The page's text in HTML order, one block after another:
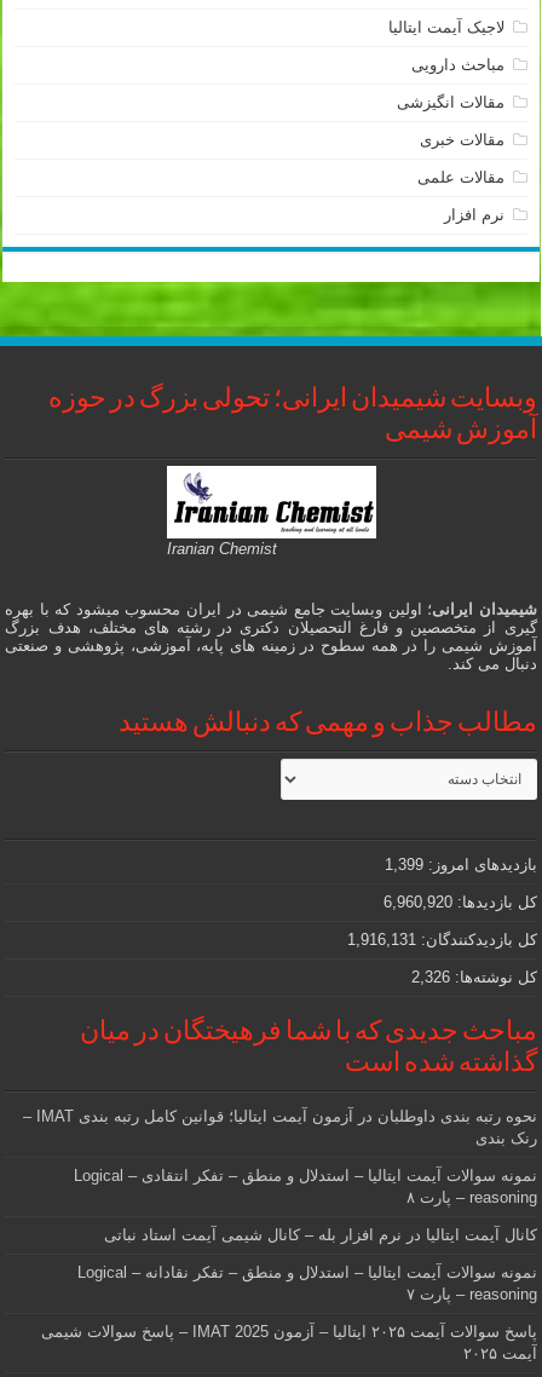
لاجیک آیمت ایتالیا
مباحث دارویی
مقالات انگیزشی
مقالات خبری
مقالات علمی
نرم افزار
وبسایت شیمیدان ایرانی؛ تحولی بزرگ در حوزه
آموزش شیمی
Iranian Chemist
شیمیدان ایرانی؛ اولین وبسایت جامع شیمی در ایران محسوب میشود که با بهره
گیری از متخصصین و فارغ التحصیلان دکتری در رشته های مختلف، هدف بزرگ
آموزش شیمی را در همه سطوح در زمینه های پایه، آموزشی، پژوهشی و صنعتی
دنبال می کند.
مطالب جذاب و مهمی که دنبالش هستید
مطالب
جذاب
و
که
دنبالش
هستید
بازدیدهای امروز: 1,399
کل بازدیدها: 6,960,920
کل بازدیدکنند‌گان: 1,916,131
کل نوشته‌ها: 2,326
مباحث جدیدی که با شما فرهیختگان در میان
گذاشته شده است
نحوه رتبه بندی داوطلبان در آزمون آیمت ایتالیا؛ قوانین کامل رتبه بندی IMAT –
رنک بندی
نمونه سوالات آیمت ایتالیا – استدلال و منطق – تفکر انتقادی – Logical
reasoning – پارت ۸
کانال آیمت ایتالیا در نرم افزار بله – کانال شیمی آیمت استاد نباتی
نمونه سوالات آیمت ایتالیا – استدلال و منطق – تفکر نقادانه – Logical
reasoning – پارت ۷
پاسخ سوالات آیمت ۲۰۲۵ ایتالیا – آزمون IMAT 2025 – پاسخ سوالات شیمی
آیمت ۲۰۲۵